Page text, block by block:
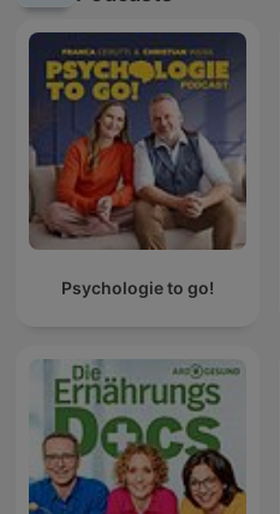
Psychologie to go!